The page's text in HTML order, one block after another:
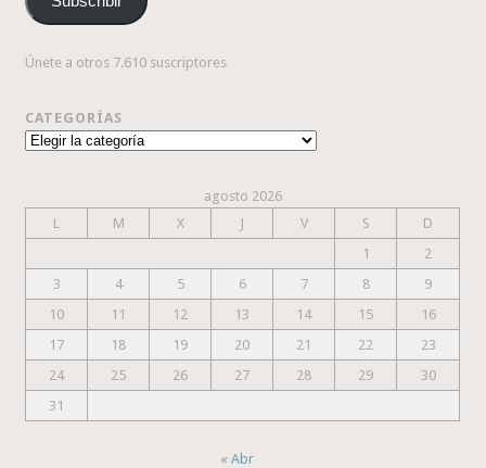
electrónico
Únete a otros 7.610 suscriptores
CATEGORÍAS
Categorías
agosto 2026
L
M X J V S
D
1
2
3
4 5 6 7 8
9
10
11 12 13 14 15
16
17
18 19 20 21 22
23
24
25 26 27 28 29
30
31
« Abr